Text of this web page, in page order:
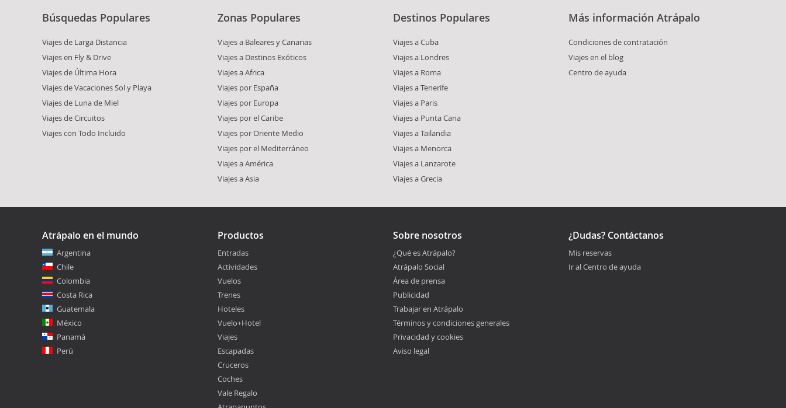
Búsquedas Populares
Viajes de Larga Distancia
Viajes en Fly & Drive
Viajes de Última Hora
Viajes de Vacaciones Sol y Playa
Viajes de Luna de Miel
Viajes de Circuitos
Viajes con Todo Incluido
Zonas Populares
Viajes a Baleares y Canarias
Viajes a Destinos Exóticos
Viajes a Africa
Viajes por España
Viajes por Europa
Viajes por el Caribe
Viajes por Oriente Medio
Viajes por el Mediterráneo
Viajes a América
Viajes a Asia
Destinos Populares
Viajes a Cuba
Viajes a Londres
Viajes a Roma
Viajes a Tenerife
Viajes a Paris
Viajes a Punta Cana
Viajes a Tailandia
Viajes a Menorca
Viajes a Lanzarote
Viajes a Grecia
Más información Atrápalo
Condiciones de contratación
Viajes en el blog
Centro de ayuda
Atrápalo en el mundo
Argentina
Chile
Colombia
Costa Rica
Guatemala
México
Panamá
Perú
Productos
Entradas
Actividades
Vuelos
Trenes
Hoteles
Vuelo+Hotel
Viajes
Escapadas
Cruceros
Coches
Vale Regalo
Sobre nosotros
¿Qué es Atrápalo?
Atrápalo Social
Área de prensa
Publicidad
Trabajar en Atrápalo
Términos y condiciones generales
Privacidad y cookies
Aviso legal
¿Dudas? Contáctanos
Mis reservas
Ir al Centro de ayuda